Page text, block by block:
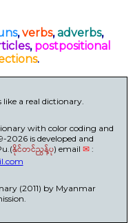
,verbs,adverbs,
, postpositional
.
a real dictionary.
with color coding and
2026 is developed and
နိုင်တင်ညွန့်ပု) email ✉:
(2011) by Myanmar